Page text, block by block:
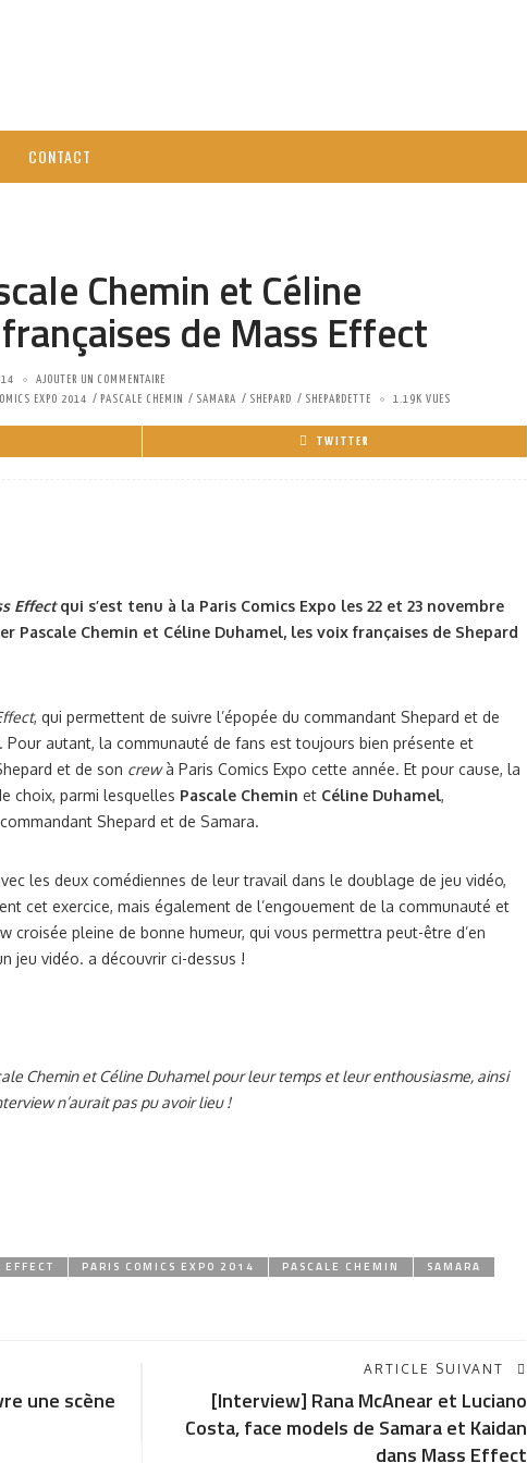
CONTACT
Chemin et Céline
de Mass Effect
AJOUTER UN COMMENTAIRE
EXPO 2014 PASCALE CHEMIN SAMARA SHEPARD SHEPARDETTE 1.19K VUES
TWITTER
Effectqui s’est tenu à la Paris Comics Expo les 22 et 23 novembre
Pascale Chemin et Céline Duhamel, les voix françaises de Shepard
, qui permettent de suivre l’épopée du commandant Shepard et de
Pour autant, la communauté de fans est toujours bien présente et
et de son crewà Paris Comics Expo cette année. Et pour cause, la
choix, parmi lesquelles Pascale Chemin et Céline Duhamel,
Shepard et de Samara.
les deux comédiennes de leur travail dans le doublage de jeu vidéo,
cet exercice, mais également de l’engouement de la communauté et
croisée pleine de bonne humeur, qui vous permettra peut-être d’en
jeu vidéo. a découvrir ci-dessus !
Chemin et Céline Duhamel pour leur temps et leur enthousiasme, ainsi
n’aurait pas pu avoir lieu !
EFFECT PARIS COMICS EXPO 2014 PASCALE CHEMIN
SAMARA
une scène
ARTICLE SUIVANT
[Interview] Rana McAnear et Luciano
Costa, face models de Samara et Kaidan
dans Mass Effect